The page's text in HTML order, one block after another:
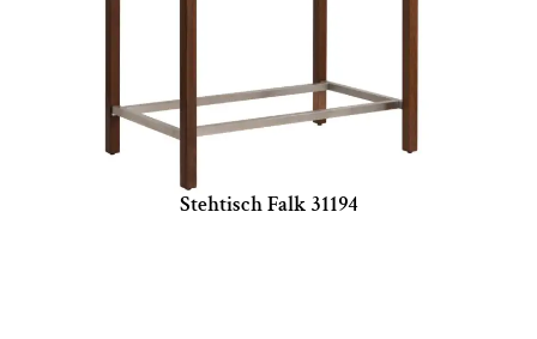
Stehtisch Falk 31194